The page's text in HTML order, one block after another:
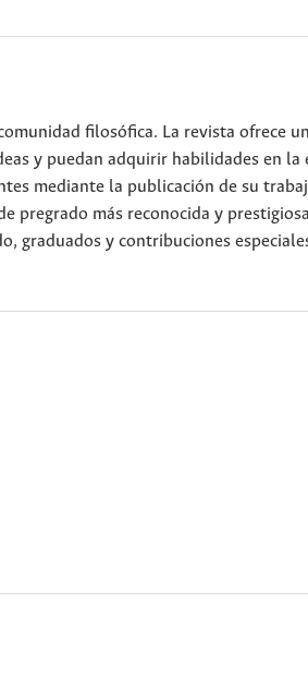
filosófica. La revista ofrece
y puedan adquirir habilidades en la
mediante la publicación de su
pregrado más reconocida y
graduados y contribuciones